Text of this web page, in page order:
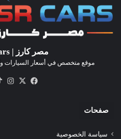
مصر كارز | Misr Cars
موقع متخصص في أسعار السيارات
فيسبوك
‫X
صفحات
سياسة الخصوصية